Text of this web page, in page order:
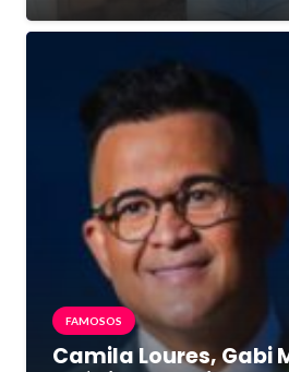
FAMOSOS
Camila Loures, Gabi